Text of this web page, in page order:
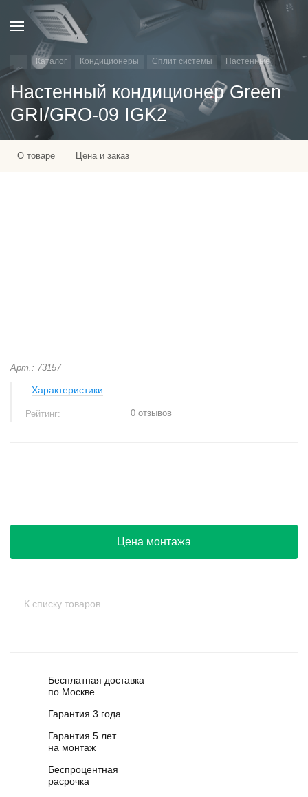
Каталог Кондиционеры Сплит системы Настенные
Настенный кондиционер Green
GRI/GRO-09 IGK2
О товаре Цена и заказ
Арт.: 73157
Характеристики
Рейтинг: 0 отзывов
Цена монтажа
К списку товаров
Бесплатная доставка
по Москве
Гарантия 3 года
Гарантия 5 лет
на монтаж
Беспроцентная
расрочка